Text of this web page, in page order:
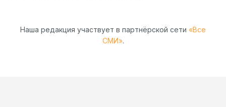
Наша редакция участвует в партнёрской сети «Все
СМИ».